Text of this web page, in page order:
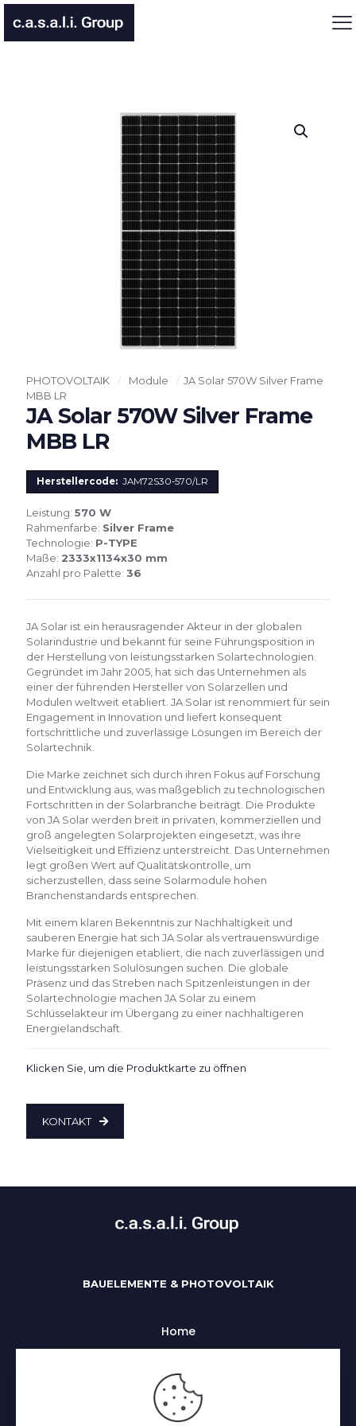
PHOTOVOLTAIK / Module / JA Solar 570W Silver Frame
MBB LR
JA Solar 570W Silver Frame
MBB LR
Herstellercode: JAM72S30-570/LR
Leistung: 570 W
Rahmenfarbe: Silver Frame
Technologie: P-TYPE
Maße: 2333x1134x30 mm
Anzahl pro Palette: 36
JA Solar ist ein herausragender Akteur in der globalen
Solarindustrie und bekannt für seine Führungsposition in
der Herstellung von leistungsstarken Solartechnologien.
Gegründet im Jahr 2005, hat sich das Unternehmen als
einer der führenden Hersteller von Solarzellen und
Modulen weltweit etabliert. JA Solar ist renommiert für sein
Engagement in Innovation und liefert konsequent
fortschrittliche und zuverlässige Lösungen im Bereich der
Solartechnik.
Die Marke zeichnet sich durch ihren Fokus auf Forschung
und Entwicklung aus, was maßgeblich zu technologischen
Fortschritten in der Solarbranche beiträgt. Die Produkte
von JA Solar werden breit in privaten, kommerziellen und
groß angelegten Solarprojekten eingesetzt, was ihre
Vielseitigkeit und Effizienz unterstreicht. Das Unternehmen
legt großen Wert auf Qualitätskontrolle, um
sicherzustellen, dass seine Solarmodule hohen
Branchenstandards entsprechen.
Mit einem klaren Bekenntnis zur Nachhaltigkeit und
sauberen Energie hat sich JA Solar als vertrauenswürdige
Marke für diejenigen etabliert, die nach zuverlässigen und
leistungsstarken Solulösungen suchen. Die globale
Präsenz und das Streben nach Spitzenleistungen in der
Solartechnologie machen JA Solar zu einem
Schlüsselakteur im Übergang zu einer nachhaltigeren
Energielandschaft.
Klicken Sie, um die Produktkarte zu öffnen
KONTAKT
BAUELEMENTE & PHOTOVOLTAIK
Home
Alle Kategorien
Impressum